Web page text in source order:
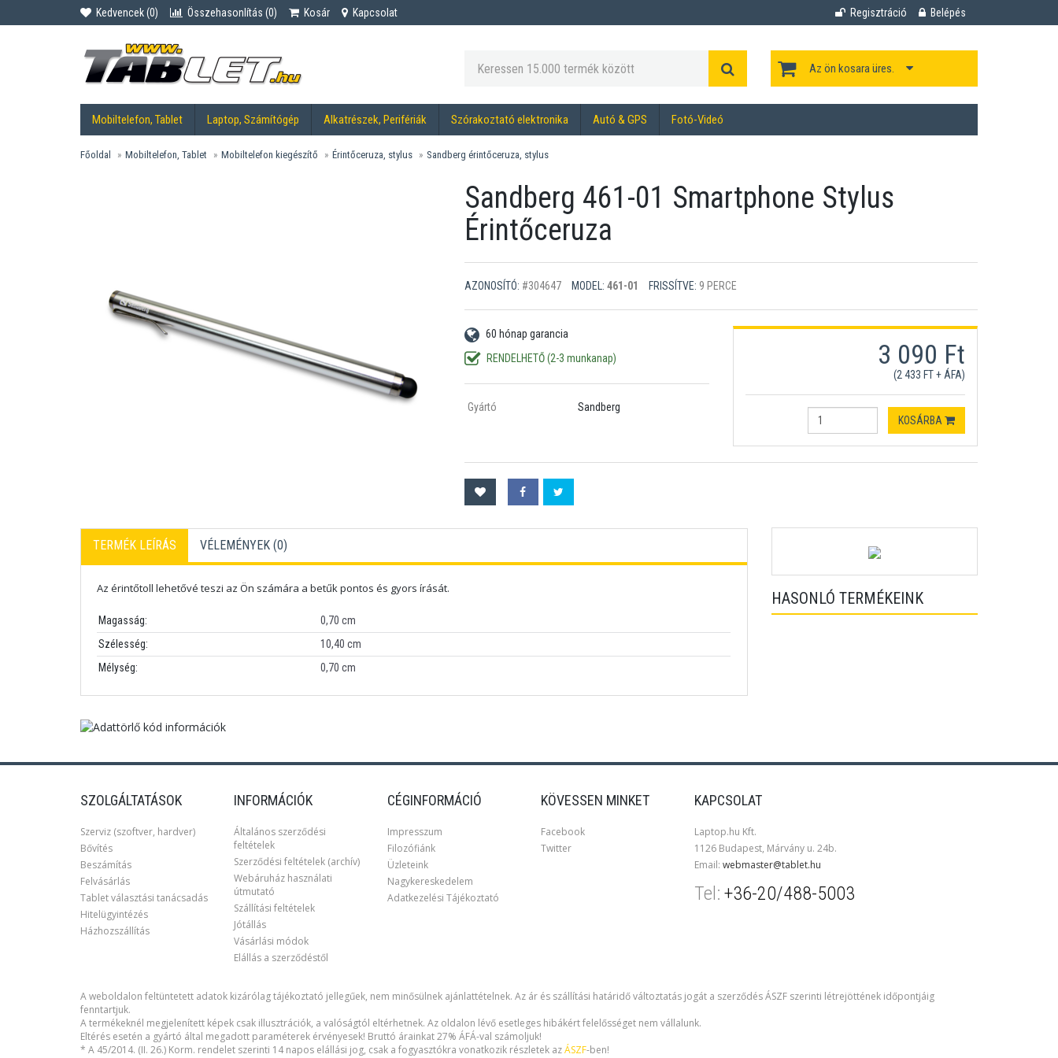
Kedvencek (0) Összehasonlítás (0) Kosár Kapcsolat Regisztráció Belépés
Az ön kosara üres.
Mobiltelefon, Tablet Laptop, Számítógép Alkatrészek, Perifériák Szórakoztató elektronika Autó & GPS Fotó-Videó
Főoldal Mobiltelefon, Tablet Mobiltelefon kiegészítő Érintőceruza, stylus Sandberg érintőceruza, stylus
Sandberg 461-01 Smartphone Stylus
Érintőceruza
AZONOSÍTÓ: #304647 MODEL: 461-01 FRISSÍTVE: 9 PERCE
60 hónap garancia
RENDELHETŐ (2-3 munkanap)
Gyártó Sandberg
3 090 Ft
(2 433 FT + ÁFA)
KOSÁRBA
TERMÉK LEÍRÁS VÉLEMÉNYEK (0)
Az érintőtoll lehetővé teszi az Ön számára a betűk pontos és gyors írását.
Magasság:
0,70 cm
Szélesség:
10,40 cm
Mélység:
0,70 cm
HASONLÓ TERMÉKEINK
SZOLGÁLTATÁSOK
Szerviz (szoftver, hardver)
Bővítés
Beszámítás
Felvásárlás
Tablet választási tanácsadás
Hitelügyintézés
Házhozszállítás
INFORMÁCIÓK
Általános szerződési
feltételek
Szerződési feltételek (archív)
Webáruház használati
útmutató
Szállítási feltételek
Jótállás
Vásárlási módok
Elállás a szerződéstől
CÉGINFORMÁCIÓ
Impresszum
Filozófiánk
Üzleteink
Nagykereskedelem
Adatkezelési Tájékoztató
KÖVESSEN MINKET
Facebook
Twitter
KAPCSOLAT
Laptop.hu Kft.
1126 Budapest, Márvány u. 24b.
Email: webmaster@tablet.hu
Tel: +36-20/488-5003
A weboldalon feltüntetett adatok kizárólag tájékoztató jellegűek, nem minősülnek ajánlattételnek. Az ár és szállítási határidő változtatás jogát a szerződés ÁSZF szerinti létrejöttének időpontjáig
fenntartjuk.
A termékeknél megjelenített képek csak illusztrációk, a valóságtól eltérhetnek. Az oldalon lévő esetleges hibákért felelősséget nem vállalunk.
Eltérés esetén a gyártó által megadott paraméterek érvényesek! Bruttó árainkat 27% ÁFÁ-val számoljuk!
* A 45/2014. (II. 26.) Korm. rendelet szerinti 14 napos elállási jog, csak a fogyasztókra vonatkozik részletek azÁSZF-ben!